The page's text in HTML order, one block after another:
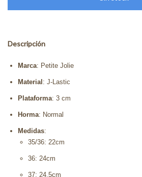
Descripción
Marca: Petite Jolie
Material : J-Lastic
Plataforma: 3 cm
Horma: Normal
Medidas:
35/36: 22cm
36: 24cm
37: 24.5cm